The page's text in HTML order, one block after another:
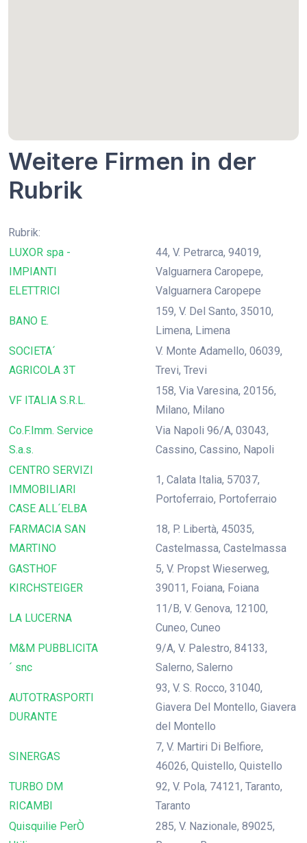
Weitere Firmen in der
Rubrik
Rubrik:
LUXOR spa -
IMPIANTI
ELETTRICI
44, V. Petrarca, 94019,
Valguarnera Caropepe,
Valguarnera Caropepe
BANO E.
159, V. Del Santo, 35010,
Limena, Limena
SOCIETA´
AGRICOLA 3T
V. Monte Adamello, 06039,
Trevi, Trevi
VF ITALIA S.R.L.
158, Via Varesina, 20156,
Milano, Milano
Co.F.Imm. Service
S.a.s.
Via Napoli 96/A, 03043,
Cassino, Cassino, Napoli
CENTRO SERVIZI
IMMOBILIARI
CASE ALL´ELBA
1, Calata Italia, 57037,
Portoferraio, Portoferraio
FARMACIA SAN
MARTINO
18, P. Libertà, 45035,
Castelmassa, Castelmassa
GASTHOF
KIRCHSTEIGER
5, V. Propst Wieserweg,
39011, Foiana, Foiana
LA LUCERNA
11/B, V. Genova, 12100,
Cuneo, Cuneo
M&M PUBBLICITA
´ snc
9/A, V. Palestro, 84133,
Salerno, Salerno
AUTOTRASPORTI
DURANTE
93, V. S. Rocco, 31040,
Giavera Del Montello, Giavera
del Montello
SINERGAS
7, V. Martiri Di Belfiore,
46026, Quistello, Quistello
TURBO DM
RICAMBI
92, V. Pola, 74121, Taranto,
Taranto
Quisquilie PerÒ
285, V. Nazionale, 89025,